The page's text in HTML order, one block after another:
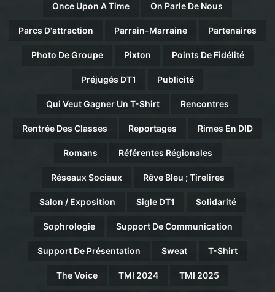
Once Upon A Time On Parle De Nous
Parcs D'attraction Parrain-Marraine Partenaires
Photo De Groupe Pixton Points De Fidélité
Préjugés DT1 Publicité
Qui Veut Gagner Un T-Shirt Rencontres
Rentrée Des Classes Reportages Rimes En DID
Romans Référentes Régionales
Réseaux Sociaux Rêve Bleu ; Tirelires
Salon / Exposition Sigle DT1 Solidarité
Sophrologie Support De Communication
Support De Présentation Sweat T-Shirt
The Voice TMI 2024 TMI 2025